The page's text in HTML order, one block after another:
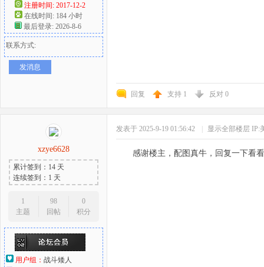
注册时间: 2017-12-2
在线时间: 184 小时
最后登录: 2026-8-6
联系方式:
发消息
回复 支持 1 反对 0
xzye6628
累计签到：14 天
连续签到：1 天
1
主题
98
回帖
0
积分
用户组： 战斗矮人
发表于 2025-9-19 01:56:42 显示全部楼层 IP:
感谢楼主，配图真牛，回复一下看